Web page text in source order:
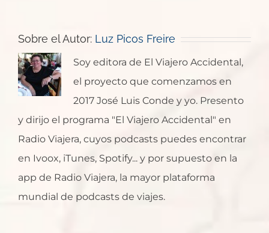
Sobre el Autor: Luz Picos Freire
Soy editora de El Viajero Accidental,
el proyecto que comenzamos en
2017 José Luis Conde y yo. Presento
y dirijo el programa "El Viajero Accidental" en
Radio Viajera, cuyos podcasts puedes encontrar
en Ivoox, iTunes, Spotify... y por supuesto en la
app de Radio Viajera, la mayor plataforma
mundial de podcasts de viajes.